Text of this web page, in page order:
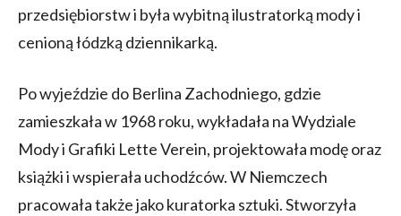
przedsiębiorstw i była wybitną ilustratorką mody i
cenioną łódzką dziennikarką.
Po wyjeździe do Berlina Zachodniego, gdzie
zamieszkała w 1968 roku, wykładała na Wydziale
Mody i Grafiki Lette Verein, projektowała modę oraz
książki i wspierała uchodźców. W Niemczech
pracowała także jako kuratorka sztuki. Stworzyła